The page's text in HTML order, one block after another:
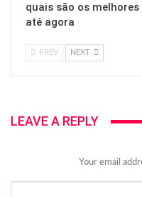
quais são os melhores
até agora
PREV NEXT
LEAVE A REPLY
Your email